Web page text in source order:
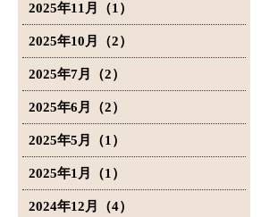
2025年11月（1）
2025年10月（2）
2025年7月（2）
2025年6月（2）
2025年5月（1）
2025年1月（1）
2024年12月（4）